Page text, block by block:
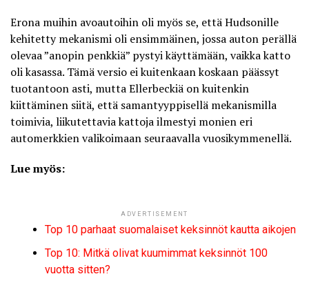
Erona muihin avoautoihin oli myös se, että Hudsonille
kehitetty mekanismi oli ensimmäinen, jossa auton perällä
olevaa ”anopin penkkiä” pystyi käyttämään, vaikka katto
oli kasassa. Tämä versio ei kuitenkaan koskaan päässyt
tuotantoon asti, mutta Ellerbeckiä on kuitenkin
kiittäminen siitä, että samantyyppisellä mekanismilla
toimivia, liikutettavia kattoja ilmestyi monien eri
automerkkien valikoimaan seuraavalla vuosikymmenellä.
Lue myös:
ADVERTISEMENT
Top 10 parhaat suomalaiset keksinnöt kautta aikojen
Top 10: Mitkä olivat kuumimmat keksinnöt 100
vuotta sitten?